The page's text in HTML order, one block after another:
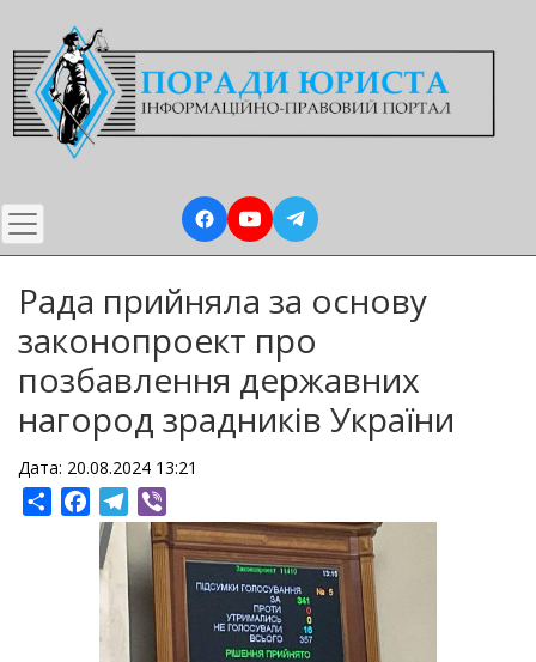
до
основного
вмісту
Рада прийняла за основу
законопроект про
позбавлення державних
нагород зрадників України
Дата: 20.08.2024 13:21
ShareFacebookTelegram